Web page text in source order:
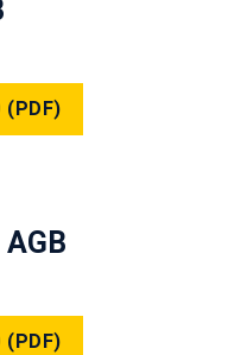
(PDF)
(PDF)